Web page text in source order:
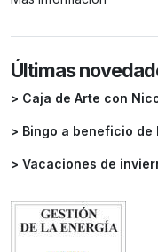
Últimas
> Caja de Arte con
> Bingo a beneficio de
> Vacaciones de